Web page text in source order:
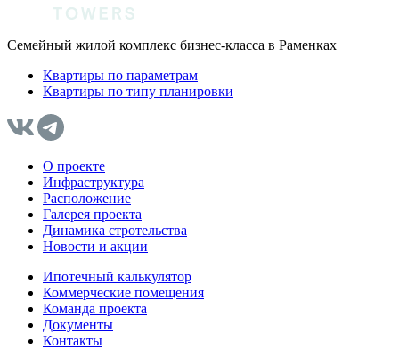
Семейный жилой комплекс бизнес-класса в Раменках
Квартиры по параметрам
Квартиры по типу планировки
О проекте
Инфраструктура
Расположение
Галерея проекта
Динамика стротельства
Новости и акции
Ипотечный калькулятор
Коммерческие помещения
Команда проекта
Документы
Контакты